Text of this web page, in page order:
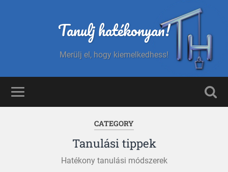
Tanulj hatékonyan!
Merülj el, hogy kiemelkedhess!
CATEGORY
Tanulási tippek
Hatékony tanulási módszerek